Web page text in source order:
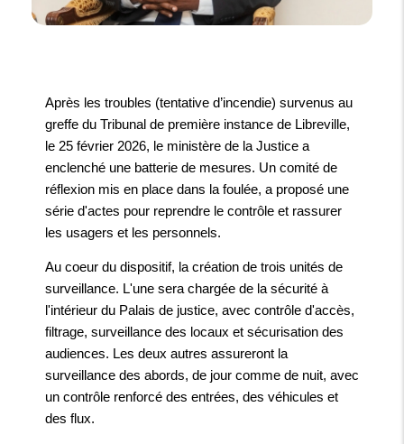
Après les troubles (tentative d’incendie) survenus au
greffe du Tribunal de première instance de Libreville,
le 25 février 2026, le ministère de la Justice a
enclenché une batterie de mesures. Un comité de
réflexion mis en place dans la foulée, a proposé une
série d'actes pour reprendre le contrôle et rassurer
les usagers et les personnels.
Au coeur du dispositif, la création de trois unités de
surveillance. L'une sera chargée de la sécurité à
l'intérieur du Palais de justice, avec contrôle d'accès,
filtrage, surveillance des locaux et sécurisation des
audiences. Les deux autres assureront la
surveillance des abords, de jour comme de nuit, avec
un contrôle renforcé des entrées, des véhicules et
des flux.